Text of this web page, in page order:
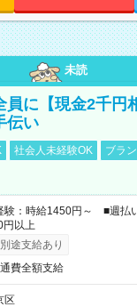
未読
員に【現金2千円
伝い
社会人未経験OK
ブラ
験：時給1450円～ ■週
円以上
途支給あり
費全額支給
区